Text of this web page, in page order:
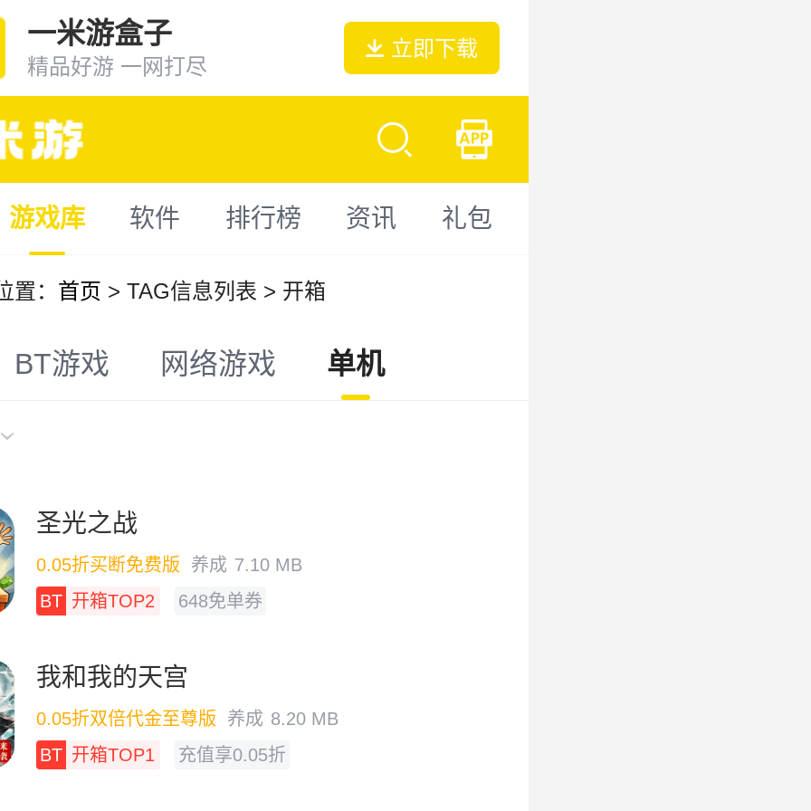
一米游盒子
精品好游 一网打尽
立即下载
游戏库 软件 排行榜 资讯 礼包
置： 首页 > TAG信息列表 > 开箱
BT游戏 网络游戏 单机
圣光之战
0.05折买断免费版 养成 7.10 MB
BT 开箱TOP2 648免单券
我和我的天宫
0.05折双倍代金至尊版 养成 8.20 MB
BT 开箱TOP1 充值享0.05折